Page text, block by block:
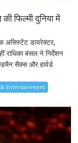
फिल्मी दुनिया में
असिस्टेंट डायरेक्टर,
बंसल ने निर्देशन
सैक्स और हार्वर्ड
Entertainment